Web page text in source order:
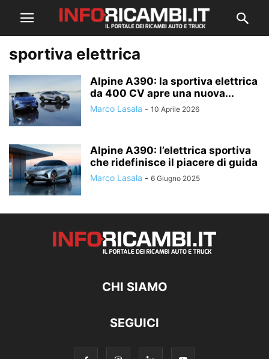
sportiva elettrica
Alpine A390: la sportiva elettrica
da 400 CV apre una nuova...
Marco Lasala - 10 Aprile 2026
Alpine A390: l’elettrica sportiva
che ridefinisce il piacere di guida
Marco Lasala - 6 Giugno 2025
CHI SIAMO
SEGUICI